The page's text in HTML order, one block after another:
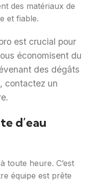
des matériaux de
et fiable.
est crucial pour
économisent du
des dégâts
contactez un
d’eau
toute heure. C’est
équipe est prête